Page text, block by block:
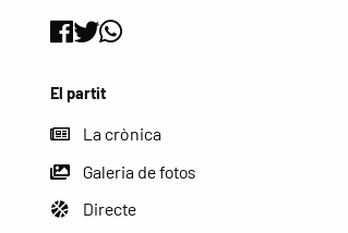
El partit
La crònica
Galeria de fotos
Directe